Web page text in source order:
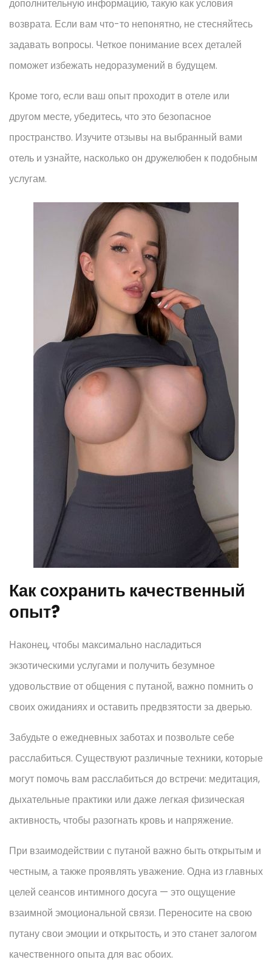
дополнительную информацию, такую как условия
возврата. Если вам что-то непонятно, не стесняйтесь
задавать вопросы. Четкое понимание всех деталей
поможет избежать недоразумений в будущем.
Кроме того, если ваш опыт проходит в отеле или
другом месте, убедитесь, что это безопасное
пространство. Изучите отзывы на выбранный вами
отель и узнайте, насколько он дружелюбен к подобным
услугам.
Как сохранить качественный
опыт?
Наконец, чтобы максимально насладиться
экзотическими услугами и получить безумное
удовольствие от общения с путаной, важно помнить о
своих ожиданиях и оставить предвзятости за дверью.
Забудьте о ежедневных заботах и позвольте себе
расслабиться. Существуют различные техники, которые
могут помочь вам расслабиться до встречи: медитация,
дыхательные практики или даже легкая физическая
активность, чтобы разогнать кровь и напряжение.
При взаимодействии с путаной важно быть открытым и
честным, а также проявлять уважение. Одна из главных
целей сеансов интимного досуга — это ощущение
взаимной эмоциональной связи. Переносите на свою
путану свои эмоции и открытость, и это станет залогом
качественного опыта для вас обоих.